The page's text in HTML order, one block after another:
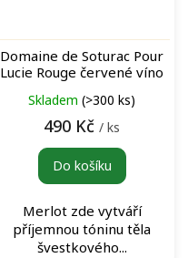
Domaine de Soturac Pour
Lucie Rouge červené víno
Skladem (>300 ks)
490 Kč / ks
Do košíku
Merlot zde vytváří
příjemnou tóninu těla
švestkového...